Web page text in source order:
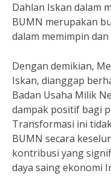
Dahlan Iskan dalam
BUMN merupakan
dalam memimpin
Dengan demikian,
Iskan, dianggap
Badan Usaha Milik
dampak positif bagi
Transformasi ini
BUMN secara
kontribusi yang
daya saing ekonomi